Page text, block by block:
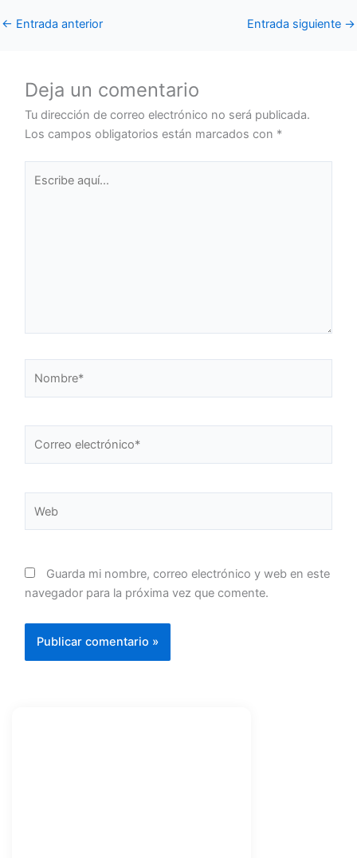
← Entrada anterior Entrada siguiente →
Deja un comentario
Tu dirección de correo electrónico no será publicada.
Los campos obligatorios están marcados con *
aquí...
electrónico*
Guarda mi nombre, correo electrónico y web en este
navegador para la próxima vez que comente.